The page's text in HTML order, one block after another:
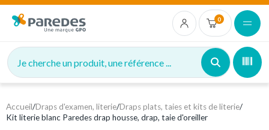
0
Je cherche un produit, une référence ...
Accueil/Draps d'examen, literie/Draps plats, taies et kits de literie/
Kit literie blanc Paredes drap housse, drap, taie d'oreiller